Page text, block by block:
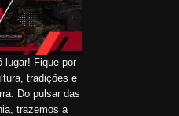
lugar! Fique por
tradições e
Do pulsar das
trazemos a